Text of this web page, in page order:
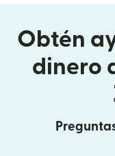
Obtén
dinero